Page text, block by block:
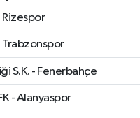
Rizespor
Trabzonspor
S.K. - Fenerbahçe
- Alanyaspor